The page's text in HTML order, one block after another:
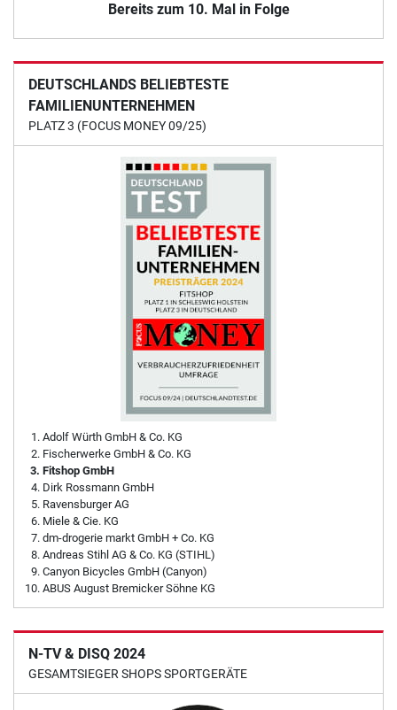
Bereits zum 10. Mal in Folge
DEUTSCHLANDS BELIEBTESTE
FAMILIENUNTERNEHMEN
PLATZ 3 (FOCUS MONEY 09/25)
Adolf Würth GmbH & Co. KG
Fischerwerke GmbH & Co. KG
Fitshop GmbH
Dirk Rossmann GmbH
Ravensburger AG
Miele & Cie. KG
dm-drogerie markt GmbH + Co. KG
Andreas Stihl AG & Co. KG (STIHL)
Canyon Bicycles GmbH (Canyon)
ABUS August Bremicker Söhne KG
N-TV & DISQ 2024
GESAMTSIEGER SHOPS SPORTGERÄTE